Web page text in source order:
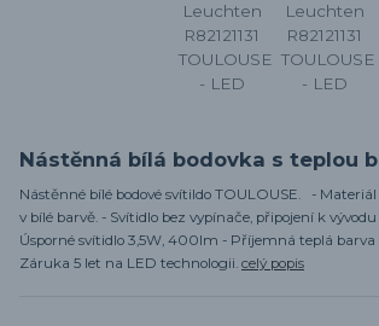
Nástěnná bílá bodovka s teplou
Nástěnné bílé bodové svítildo TOULOUSE. -
v bílé barvě. - Svítidlo bez vypínače, připojení k
Úsporné svítidlo 3,5W, 400lm - Příjemná teplá
Záruka 5 let na LED technologii. celý popis